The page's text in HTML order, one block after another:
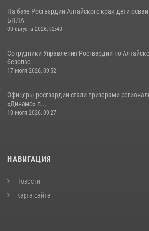
На базе Росгвардии Алтайского края дети
БПЛА
03 августа 2026, 02:43
Сотрудники Управления Росгвардии по
безопас...
17 июля 2026, 09:52
Офицеры росгвардии стали призерами
«Динамо» п...
10 июля 2026, 09:27
НАВИГАЦИЯ
Новости
Карта сайта